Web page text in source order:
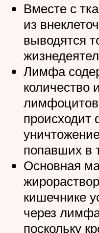
Вместе с
из
выводятся
Лимфа
количество
происходит
попавших в
Основная
кишечнике
через
поскольку